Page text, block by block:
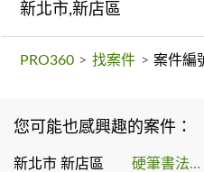
新北市,新店區
PRO360 > 找案件 > 案件編
您可能也感興趣的案件：
新北市 新店區 硬筆書法課程